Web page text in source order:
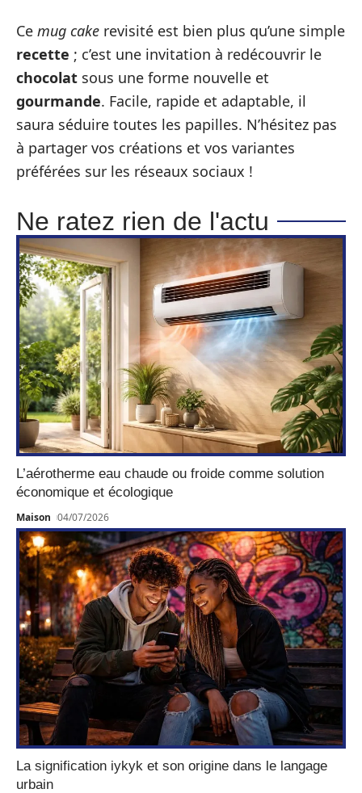
Ce mug cake revisité est bien plus qu’une simple
recette ; c’est une invitation à redécouvrir le
chocolat sous une forme nouvelle et
gourmande. Facile, rapide et adaptable, il
saura séduire toutes les papilles. N’hésitez pas
à partager vos créations et vos variantes
préférées sur les réseaux sociaux !
Ne ratez rien de l'actu
L’aérotherme eau chaude ou froide comme solution
économique et écologique
Maison 04/07/2026
La signification iykyk et son origine dans le langage
urbain